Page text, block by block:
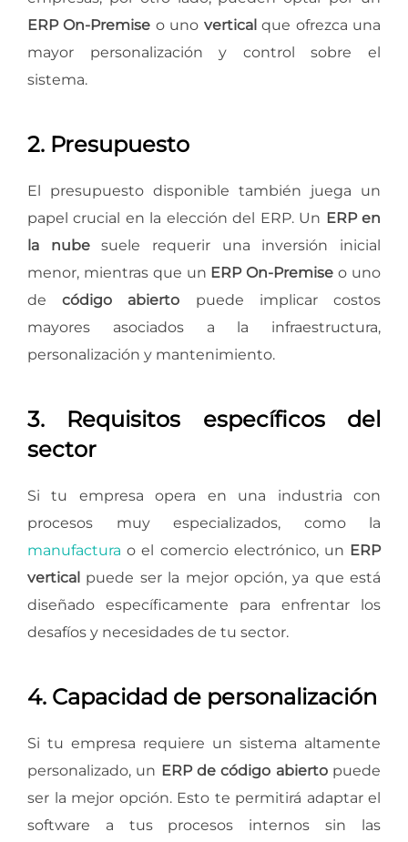
ERP On-Premise o uno verticalque ofrezca una
mayor personalización y control sobre el
sistema.
2. Presupuesto
El presupuesto disponible también juega un
papel crucial en la elección del ERP. Un ERP en
la nubesuele requerir una inversión inicial
menor, mientras que un ERP On-Premise o uno
decódigo abierto puede implicar costos
mayores asociados a la infraestructura,
personalización y mantenimiento.
3. Requisitos específicos del
sector
Si tu empresa opera en una industria con
procesos muy especializados, como la
manufactura o el comercio electrónico, un ERP
vertical puede ser la mejor opción, ya que está
diseñado específicamente para enfrentar los
desafíos y necesidades de tu sector.
4. Capacidad de personalización
Si tu empresa requiere un sistema altamente
personalizado, un ERP de código abiertopuede
ser la mejor opción. Esto te permitirá adaptar el
software a tus procesos internos sin las